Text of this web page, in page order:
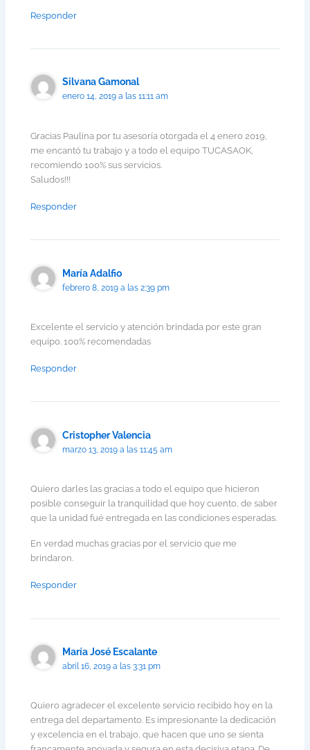
Responder
Silvana Gamonal
enero 14, 2019 a las 11:11 am
Gracias Paulina por tu asesoría otorgada el 4 enero 2019,
me encantó tu trabajo y a todo el equipo TUCASAOK,
recomiendo 100% sus servicios.
Saludos!!!
Responder
María Adalfio
febrero 8, 2019 a las 2:39 pm
Excelente el servicio y atención brindada por este gran
equipo. 100% recomendadas
Responder
Cristopher Valencia
marzo 13, 2019 a las 11:45 am
Quiero darles las gracias a todo el equipo que hicieron
posible conseguir la tranquilidad que hoy cuento, de saber
que la unidad fué entregada en las condiciones esperadas.
En verdad muchas gracias por el servicio que me
brindaron.
Responder
María José Escalante
abril 16, 2019 a las 3:31 pm
Quiero agradecer el excelente servicio recibido hoy en la
entrega del departamento. Es impresionante la dedicación
y excelencia en el trabajo, que hacen que uno se sienta